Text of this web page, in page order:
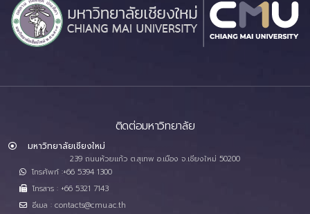
ติดต่อมหาวิทยาลัย
มหาวิทยาลัยเชียงใหม่
239 ถนนห้วยแก้ว ต.สุเทพ อ.เมือง จ.เชียงใหม่ 50200
โทรศัพท์ :+66 5394 1300
โทรสาร : +66 5321 7143
อีเมล : contacts@cmu.ac.th